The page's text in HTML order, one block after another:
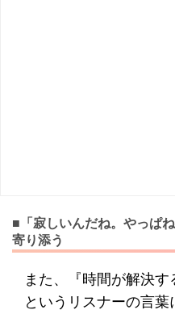
■「寂しいんだね。やっぱ
寄り添う
また、『時間が解決す
というリスナーの言